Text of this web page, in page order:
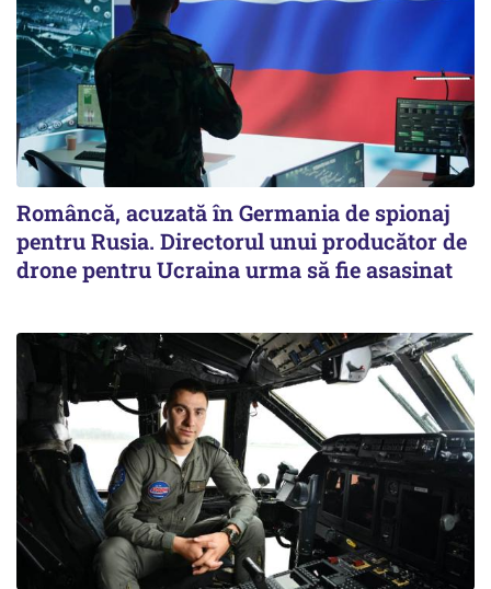
Româncă, acuzată în Germania de spionaj
pentru Rusia. Directorul unui producător de
drone pentru Ucraina urma să fie asasinat